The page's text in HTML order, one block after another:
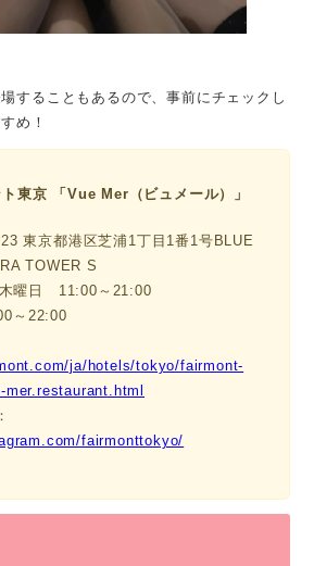
することもあるので、事前にチェックし
め！
東京 「Vue Mer（ビュメール）」
東京都港区芝浦1丁目1番1号BLUE
TOWER S
曜日 11:00～21:00
～22:00
ja/hotels/tokyo/fairmont-
fairmonttokyo/